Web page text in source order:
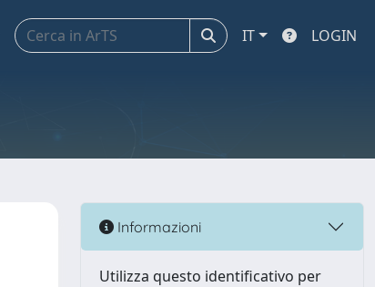
IT LOGIN
Informazioni
Utilizza questo identificativo per